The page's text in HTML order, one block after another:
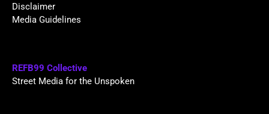
Disclaimer
Media Guidelines
REFB99 Collective
Street Media for the Unspoken